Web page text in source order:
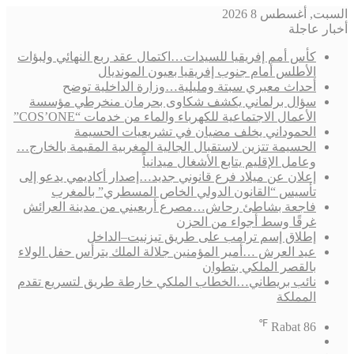
السبت, أغسطس 8 2026
أخبار عاجلة
كأس أمم إفريقيا للسيدات…اكتمال عقد ربع النهائي ولبؤات
الأطلس أمام جنوب إفريقيا بعيون المونديال
أحداث معبري سبتة ومليلية…وزارة الداخلية توضح
سؤال برلماني يكشف شكاوى بحرمان منخرطي مؤسسة
الأعمال الاجتماعية للكهرباء والماء من خدمات “COS’ONE”
الحموداني يخلف مضيان في تشريعيات الحسيمة
الحسيمة تتزين لاستقبال الجالية المغربية المقيمة بالخارج…
وعامل الإقليم يتابع الأشغال ميدانياً
إعلان عن ميلاد فرع قانوني جديد…إصدار أكاديمي يدعو إلى
تأسيس “القانون الدولي الخاص المسطري” بالمغرب
فاجعة بشاطئ رحاش…مصرع أربعيني من مدينة العرائش
غرقًا وسط أجواء من الحزن
إطلاق إسم ترامب على طريق تيزنيت–الداخل
عيد العرش …أمير المؤمنين جلالة الملك يترأس حفل الولاء
بالقصر الملكي بتطوان
نائب بريطاني…الخطاب الملكي خارطة طريق لتسريع تقدم
المملكة
Rabat 86
℉